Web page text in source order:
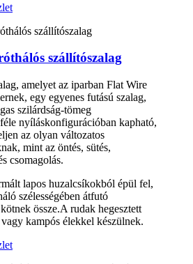
szállítószalag
amelyet az iparban Flat Wire
egy egyenes futású szalag,
szilárdság-tömeg
nyíláskonfigurációban kapható,
az olyan változatos
mint az öntés, sütés,
csomagolás.
lapos huzalcsíkokból épül fel,
szélességében átfutó
össze.A rudak hegesztett
kampós élekkel készülnek.